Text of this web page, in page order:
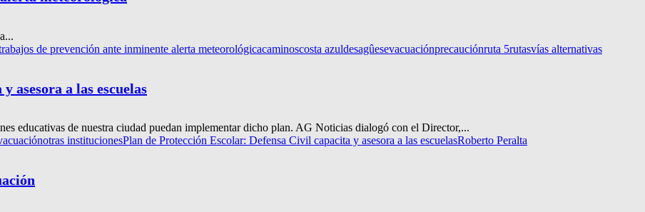
de prevención ante inminente alerta meteorológicacaminoscosta azuldesagûesevacuaciónprecauciónruta 5rutasvías alternativas
asesora a las escuelas
educativas de nuestra ciudad puedan implementar dicho plan. AG Noticias dialogó con el Director,...
otras institucionesPlan de Protección Escolar: Defensa Civil capacita y asesora a las escuelasRoberto Peralta